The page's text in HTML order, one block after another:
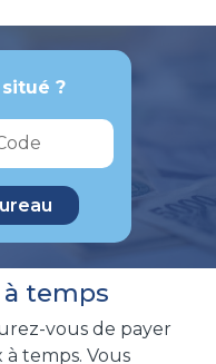
?
temps
vous de payer
à temps. Vous